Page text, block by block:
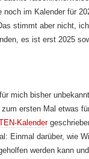
noch im Kalender für
stimmt aber nicht,
es ist erst 2025
mich bisher
ersten Mal etwas
Kalender
Einmal darüber, wie
werden kann